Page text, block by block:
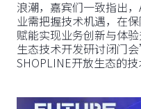
浪潮，嘉宾们一致指出
业需把握技术机遇，在
赋能实现业务创新与体
生态技术开发研讨闭门
SHOPLINE开放生态的技